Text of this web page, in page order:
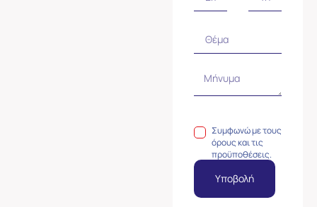
Συμφωνώ με τους
όρους και τις
προϋποθέσεις.
Υποβολή